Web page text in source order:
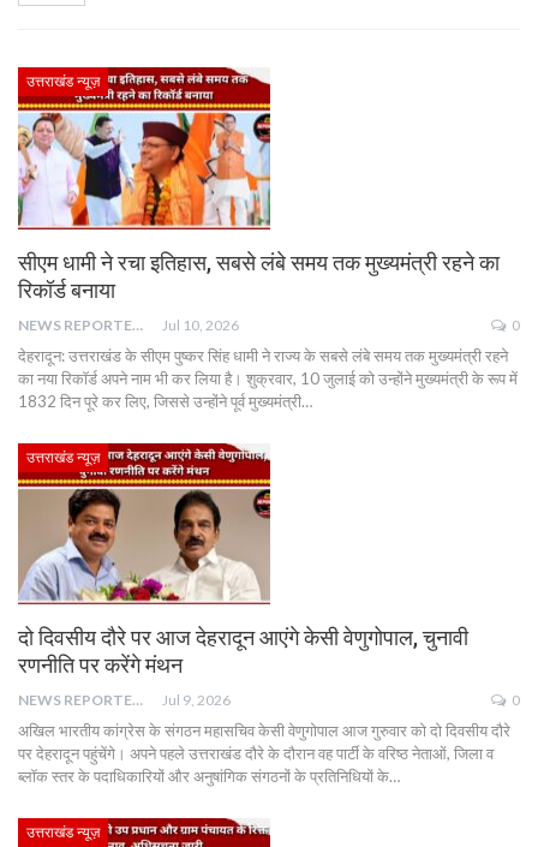
उत्तराखंड न्यूज़
सीएम धामी ने रचा इतिहास, सबसे लंबे समय तक मुख्यमंत्री रहने का
रिकॉर्ड बनाया
NEWS REPORTER LIVE Jul 10, 2026 0
देहरादून: उत्तराखंड के सीएम पुष्कर सिंह धामी ने राज्य के सबसे लंबे समय तक मुख्यमंत्री रहने
का नया रिकॉर्ड अपने नाम भी कर लिया है। शुक्रवार, 10 जुलाई को उन्होंने मुख्यमंत्री के रूप में
1832 दिन पूरे कर लिए, जिससे उन्होंने पूर्व मुख्यमंत्री…
उत्तराखंड न्यूज़
दो दिवसीय दौरे पर आज देहरादून आएंगे केसी वेणुगोपाल, चुनावी
रणनीति पर करेंगे मंथन
NEWS REPORTER LIVE Jul 9, 2026 0
अखिल भारतीय कांग्रेस के संगठन महासचिव केसी वेणुगोपाल आज गुरुवार को दो दिवसीय दौरे
पर देहरादून पहुंचेंगे। अपने पहले उत्तराखंड दौरे के दौरान वह पार्टी के वरिष्ठ नेताओं, जिला व
ब्लॉक स्तर के पदाधिकारियों और अनुषांगिक संगठनों के प्रतिनिधियों के…
उत्तराखंड न्यूज़